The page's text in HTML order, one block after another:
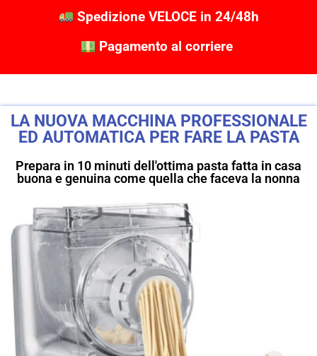
Spedizione VELOCE in 24/48h
Pagamento al corriere
LA NUOVA MACCHINA PROFESSIONALE
ED AUTOMATICA PER FARE LA PASTA
Prepara in 10 minuti dell'ottima pasta fatta in casa
buona e genuina come quella che faceva la nonna